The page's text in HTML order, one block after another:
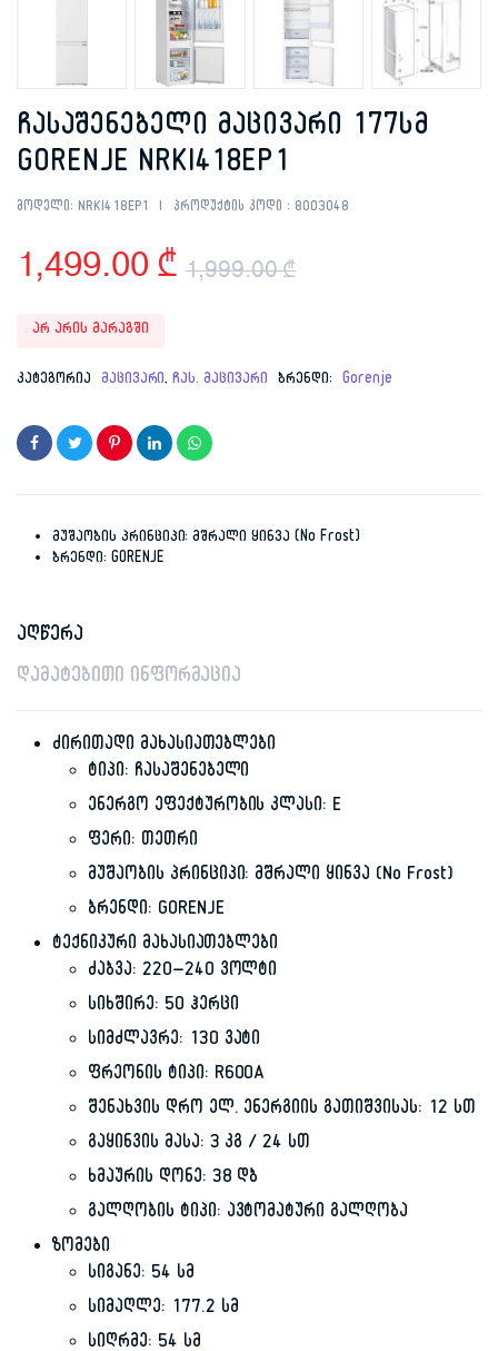
ჩასაშენებელი მაცივარი 177სმ
GORENJE NRKI418EP1
მოდელი: NRKI418EP1 პროდუქტის კოდი : 8003048
1,999.00₾
price
1,499.00 ₾
price
არ არის მარაგში
კატეგორია მაცივარი,ჩას. მაცივარი ბრენდი: Gorenje
მუშაობის პრინციპი: მშრალი ყინვა (No Frost)
ბრენდი: GORENJE
აღწერა
დამატებითი ინფორმაცია
ძირითადი მახასიათებლები
ტიპი: ჩასაშენებელი
ენერგო ეფექტურობის კლასი: E
ფერი: თეთრი
მუშაობის პრინციპი: მშრალი ყინვა (No Frost)
ბრენდი: GORENJE
ტექნიკური მახასიათებლები
ძაბვა: 220–240 ვოლტი
სიხშირე: 50 ჰერცი
სიმძლავრე: 130 ვატი
ფრეონის ტიპი: R600A
შენახვის დრო ელ. ენერგიის გათიშვისას: 12 სთ
გაყინვის მასა: 3 კგ / 24 სთ
ხმაურის დონე: 38 დბ
გალღობის ტიპი: ავტომატური გალღობა
ზომები
სიგანე: 54 სმ
სიმაღლე: 177.2 სმ
სიღრმე: 54 სმ